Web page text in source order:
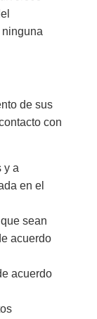
de sus
con
y a
en el
sean
acuerdo
acuerdo